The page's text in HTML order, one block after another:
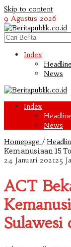
Skip to content
9 Agustus 2026
Index
Headline
News
Index
Headline
News
Homepage /
Kemanusiaan 15
24 Januari 202125
ACT
Sulawesi